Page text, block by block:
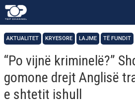
AKTUALITET KRYESORE LAJME TË FUNDIT
“Po vijnë kriminelë?”
gomone drejt Anglisë
e shtetit ishull